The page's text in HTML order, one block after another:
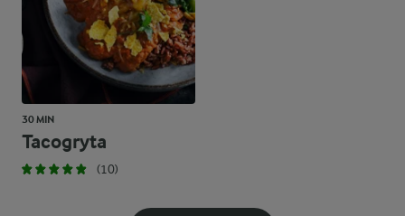
30 MIN
Tacogryta
(10)